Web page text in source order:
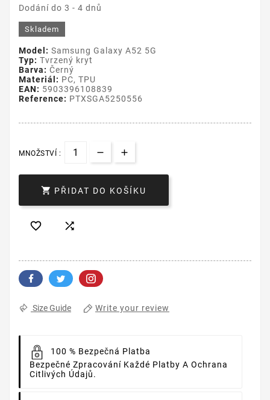
Dodání do 3 - 4 dnů
Skladem
Model: Samsung Galaxy A52 5G
Typ: Tvrzený kryt
Barva: Černý
Materiál: PC, TPU
EAN: 5903396108839
Reference: PTXSGA5250556
MNOŽSTVÍ :
 PŘIDAT DO KOŠÍKU
 
Size Guide Write your review
100 % Bezpečná Platba
Bezpečné Zpracování Každé Platby A Ochrana
Citlivých Údajů.